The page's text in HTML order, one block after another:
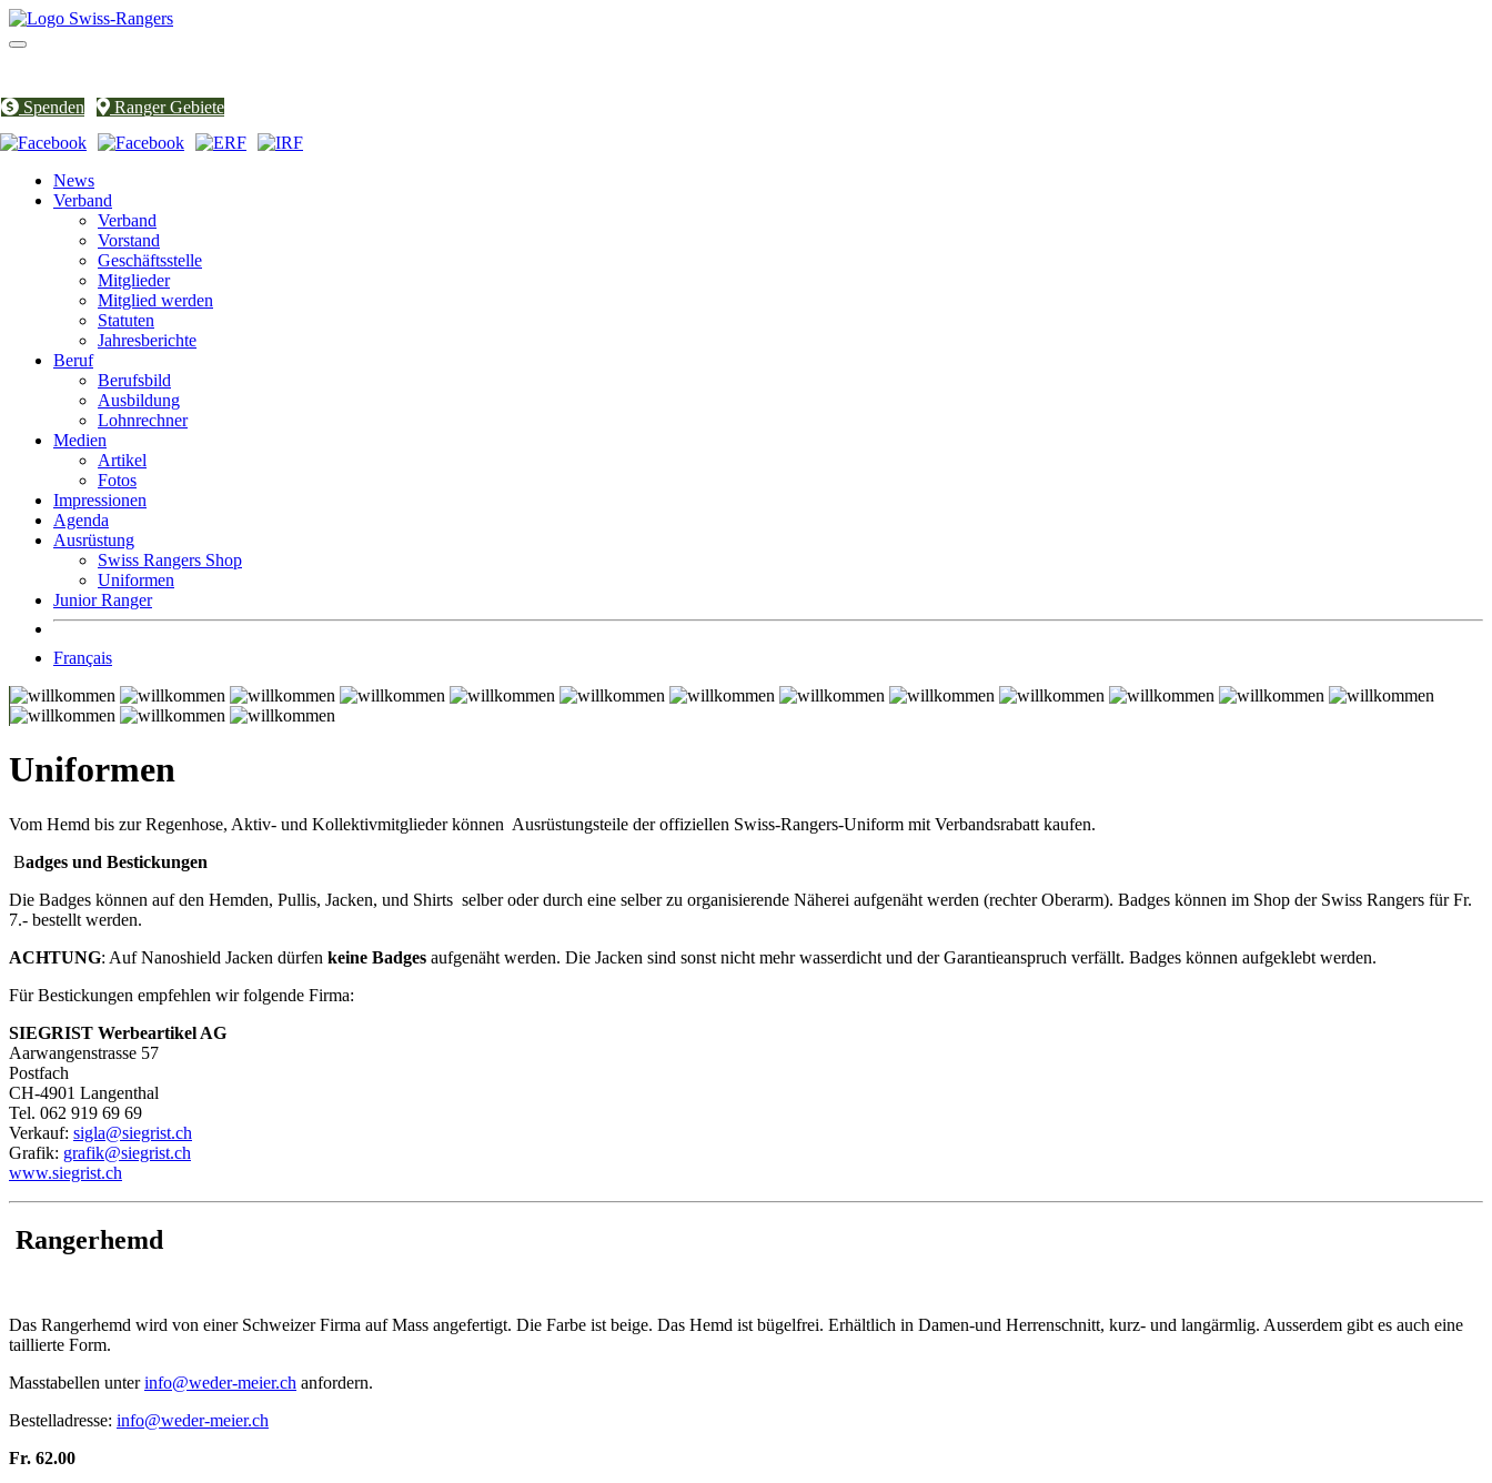
Toggle
Spenden Ranger Gebiete
News
Verband
Verband
Vorstand
Geschäftsstelle
Mitglieder
Mitglied werden
Statuten
Jahresberichte
Beruf
Berufsbild
Ausbildung
Lohnrechner
Medien
Artikel
Fotos
Impressionen
Agenda
Ausrüstung
Swiss Rangers Shop
Uniformen
Junior Ranger
Français
Uniformen
Vom Hemd bis zur Regenhose, Aktiv- und Kollektivmitglieder können Ausrüstungsteile der offiziellen Swiss-Rangers-Uniform mit Verbandsrabatt kaufen.
Badges und Bestickungen
Die Badges können auf den Hemden, Pullis, Jacken, und Shirts selber oder durch eine selber zu organisierende Näherei aufgenäht werden (rechter Oberarm). Badges können im Shop der Swiss Rangers für Fr.
7.- bestellt werden.
ACHTUNG: Auf Nanoshield Jacken dürfen keine Badges aufgenäht werden. Die Jacken sind sonst nicht mehr wasserdicht und der Garantieanspruch verfällt. Badges können aufgeklebt werden.
Für Bestickungen empfehlen wir folgende Firma:
SIEGRIST Werbeartikel AG
Aarwangenstrasse 57
Postfach
CH-4901 Langenthal
Tel. 062 919 69 69
Verkauf: sigla@siegrist.ch
Grafik: grafik@siegrist.ch
www.siegrist.ch
Rangerhemd
Das Rangerhemd wird von einer Schweizer Firma auf Mass angefertigt. Die Farbe ist beige. Das Hemd ist bügelfrei. Erhältlich in Damen-und Herrenschnitt, kurz- und langärmlig. Ausserdem gibt es auch eine
taillierte Form.
Masstabellen unterinfo@weder-meier.ch anfordern.
Bestelladresse: info@weder-meier.ch
Fr. 62.00